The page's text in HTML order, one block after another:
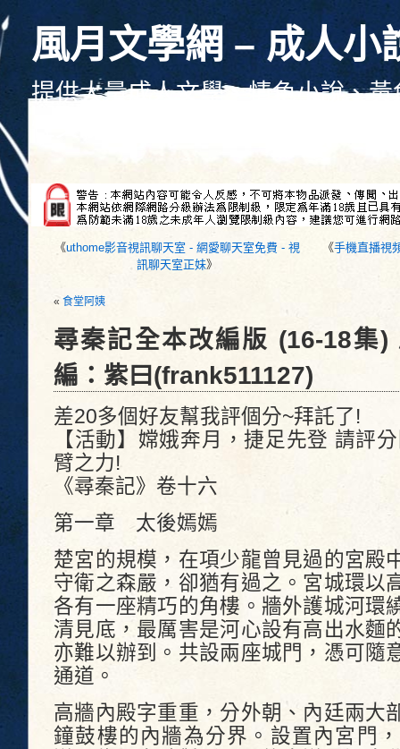
風月文學網 – 成人小
提供大量成人文學、情色小說、
《uthome影音視訊聊天室 - 網愛聊天室免費 - 視
訊聊天室正妹》
《手機直播視
« 食堂阿姨
尋秦記全本改編版 (16-18集
編：紫曰(frank511127)
差20多個好友幫我評個分~拜託了!
【活動】嫦娥奔月，捷足先登 請評
臂之力!
《尋秦記》卷十六
第一章 太後嫣嫣
楚宮的規模，在項少龍曾見過的宮殿
守衛之森嚴，卻猶有過之。宮城環以
各有一座精巧的角樓。牆外護城河環
清見底，最厲害是河心設有高出水麵
亦難以辦到。共設兩座城門，憑可隨
通道。
高牆內殿字重重，分外朝、內廷兩大
鐘鼓樓的內牆為分界。設置內宮門